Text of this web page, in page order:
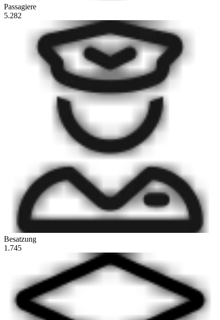
Passagiere
5.282
Besatzung
1.745